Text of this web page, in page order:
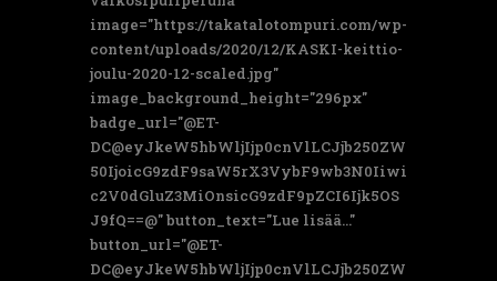
image="https://takatalotompuri.com/wp-
content/uploads/2020/12/KASKI-keittio-
joulu-2020-12-scaled.jpg"
image_background_height="296px"
badge_url="@ET-
DC@eyJkeW5hbWljIjp0cnVlLCJjb250ZW
50IjoicG9zdF9saW5rX3VybF9wb3N0Iiwi
c2V0dGluZ3MiOnsicG9zdF9pZCI6Ijk5OS
J9fQ==@" button_text="Lue lisää..."
button_url="@ET-
DC@eyJkeW5hbWljIjp0cnVlLCJjb250ZW